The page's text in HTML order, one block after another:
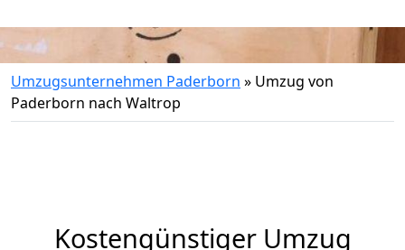
Umzugsunternehmen Paderborn » Umzug von
Paderborn nach Waltrop
Kostengünstiger Umzug